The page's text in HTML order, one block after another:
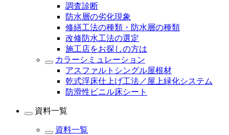
調査診断
防水層の劣化現象
修繕工法の種類・防水層の種類
改修防水工法の選定
施工店をお探しの方は
カラーシミュレーション
アスファルトシングル屋根材
乾式浮床仕上げ工法／屋上緑化システム
防滑性ビニル床シート
資料一覧
資料一覧